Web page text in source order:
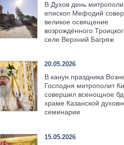
В Духов день
епископ Мефодий
великое освящение
возрождённого
селе Верхний Багряж
20.05.2026
В канун праздника
Господня митрополит
совершил всенощное
храме Казанской
семинарии
15.05.2026